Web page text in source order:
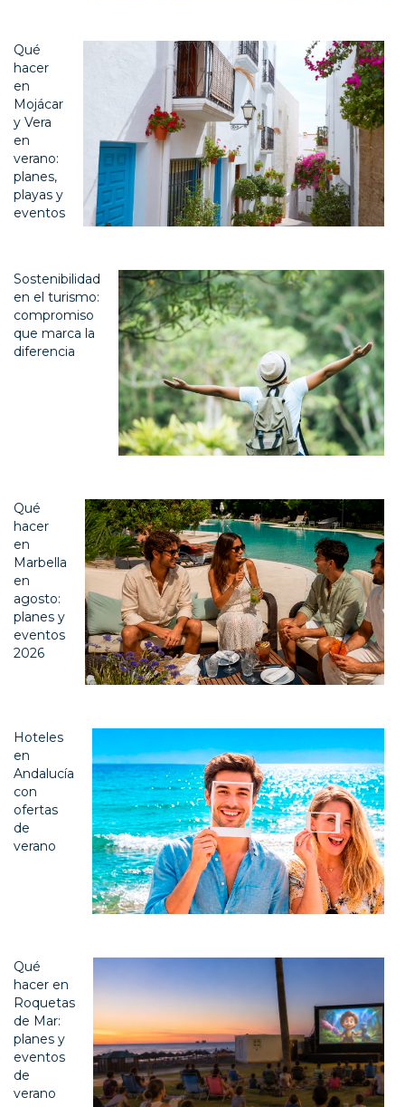
Qué
hacer
en
Mojácar
y Vera
en
verano:
planes,
playas y
eventos
Sostenibilidad
en el turismo:
compromiso
que marca la
diferencia
Qué
hacer
en
Marbella
en
agosto:
planes y
eventos
2026
Hoteles
en
Andalucía
con
ofertas
de
verano
Qué
hacer en
Roquetas
de Mar:
planes y
eventos
de
verano